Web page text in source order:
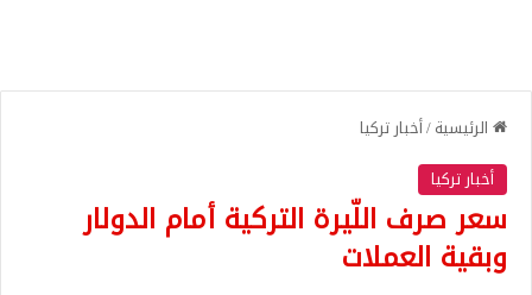
الرئيسية/أخبار تركيا
أخبار تركيا
سعر صرف اللّيرة التركية أمام الدولار
وبقية العملات